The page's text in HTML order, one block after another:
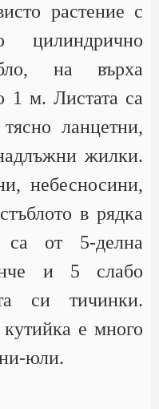
растение с
цилиндрично
на върха
1 м. Листата са
ланцетни,
жилки.
небесносини,
в рядка
са от 5-делна
и 5 слабо
си тичинки.
е много
юли.